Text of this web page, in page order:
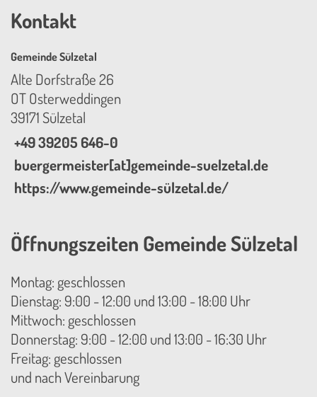
Kontakt
Gemeinde Sülzetal
Alte Dorfstraße 26
OT Osterweddingen
39171 Sülzetal
+49 39205 646-0
buergermeister[at]gemeinde-suelzetal.de
https://www.gemeinde-sülzetal.de/
Öffnungszeiten Gemeinde Sülzetal
Montag: geschlossen
Dienstag: 9:00 - 12:00 und 13:00 - 18:00 Uhr
Mittwoch: geschlossen
Donnerstag: 9:00 - 12:00 und 13:00 - 16:30 Uhr
Freitag: geschlossen
und nach Vereinbarung